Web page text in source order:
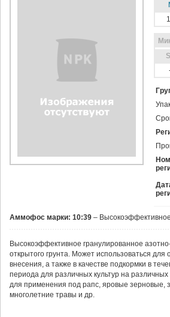
Аммофос марки: 10:39 –
Высокоэффективное гранулированное
открытого грунта. Может использоваться для
внесения, а также в качестве подкормки в
периода для различных культур на
для применения под рапс, яровые зерновые,
многолетние травы и др.